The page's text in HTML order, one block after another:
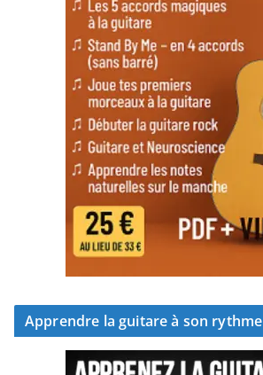
Apprendre la guitare à son rythme